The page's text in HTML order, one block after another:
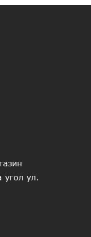
угол ул.